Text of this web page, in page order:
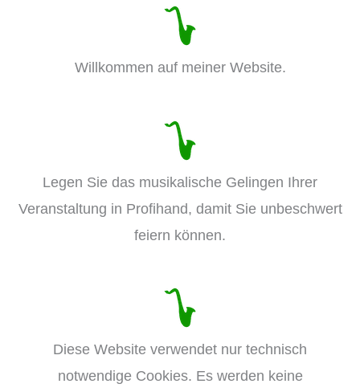
Willkommen auf meiner Website.
Legen Sie das musikalische Gelingen Ihrer
Veranstaltung in Profihand, damit Sie unbeschwert
feiern können.
Diese Website verwendet nur technisch
notwendige Cookies. Es werden keine